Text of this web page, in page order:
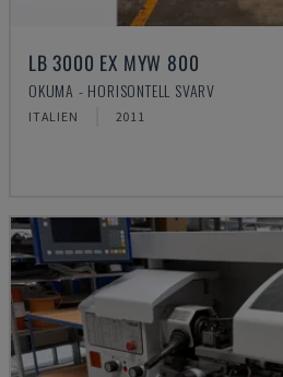
LB 3000 EX MYW 800
OKUMA - HORISONTELL SVARV
ITALIEN 2011